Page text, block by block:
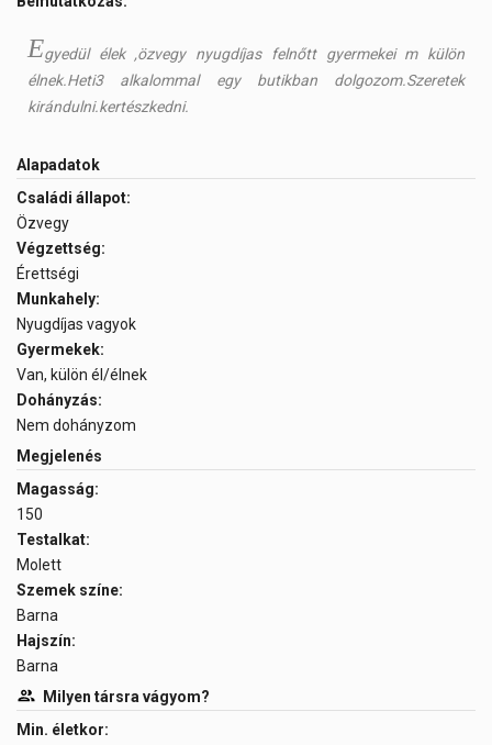
Egyedül élek ,özvegy nyugdíjas felnőtt gyermekei m külön
élnek.Heti3 alkalommal egy butikban dolgozom.Szeretek
kirándulni.kertészkedni.
Alapadatok
Családi állapot:
Özvegy
Végzettség:
Érettségi
Munkahely:
Nyugdíjas vagyok
Gyermekek:
Van, külön él/élnek
Dohányzás:
Nem dohányzom
Megjelenés
Magasság:
150
Testalkat:
Molett
Szemek színe:
Barna
Hajszín:
Barna
Milyen társra vágyom?
Min. életkor: